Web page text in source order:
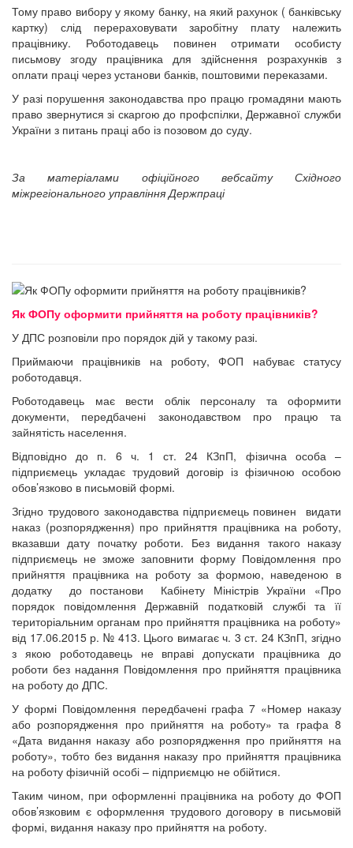
Тому право вибору у якому банку, на який рахунок ( банківську
картку) слід перераховувати заробітну плату належить
працівнику. Роботодавець повинен отримати особисту
письмову згоду працівника для здійснення розрахунків з
оплати праці через установи банків, поштовими переказами.
У разі порушення законодавства про працю громадяни мають
право звернутися зі скаргою до профспілки, Державної служби
України з питань праці або із позовом до суду.
За матеріалами офіційного вебсайту Східного
міжрегіонального управління Держпраці
Як ФОПу оформити прийняття на роботу працівників?
У ДПС розповіли про порядок дій у такому разі.
Приймаючи працівників на роботу, ФОП набуває статусу
роботодавця.
Роботодавець має вести облік персоналу та оформити
документи, передбачені законодавством про працю та
зайнятість населення.
Відповідно до п. 6 ч. 1 ст. 24 КЗпП, фізична особа –
підприємець укладає трудовий договір із фізичною особою
обов’язково в письмовій формі.
Згідно трудового законодавства підприємець повинен видати
наказ (розпорядження) про прийняття працівника на роботу,
вказавши дату початку роботи. Без видання такого наказу
підприємець не зможе заповнити форму Повідомлення про
прийняття працівника на роботу за формою, наведеною в
додатку до постанови Кабінету Міністрів України «Про
порядок повідомлення Державній податковій службі та її
територіальним органам про прийняття працівника на роботу»
від 17.06.2015 р. № 413. Цього вимагає ч. 3 ст. 24 КЗпП, згідно
з якою роботодавець не вправі допускати працівника до
роботи без надання Повідомлення про прийняття працівника
на роботу до ДПС.
У формі Повідомлення передбачені графа 7 «Номер наказу
або розпорядження про прийняття на роботу» та графа 8
«Дата видання наказу або розпорядження про прийняття на
роботу», тобто без видання наказу про прийняття працівника
на роботу фізичній особі – підприємцю не обійтися.
Таким чином, при оформленні працівника на роботу до ФОП
обов’язковим є оформлення трудового договору в письмовій
формі, видання наказу про прийняття на роботу.